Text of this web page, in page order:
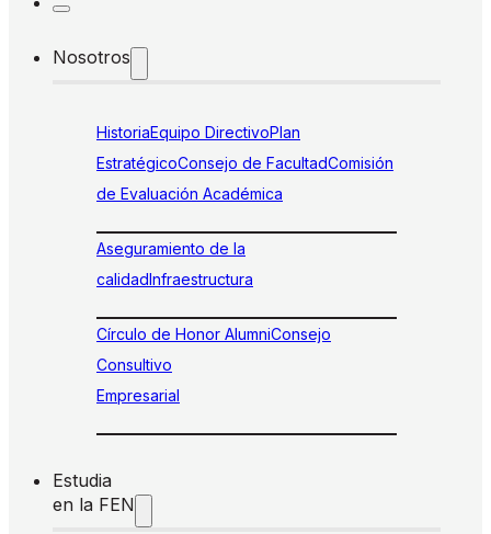
Nosotros
HistoriaEquipo DirectivoPlan
EstratégicoConsejo de FacultadComisión
de Evaluación Académica
Aseguramiento de la
calidadInfraestructura
Círculo de Honor AlumniConsejo
Consultivo
Empresarial
Estudia
en la FEN